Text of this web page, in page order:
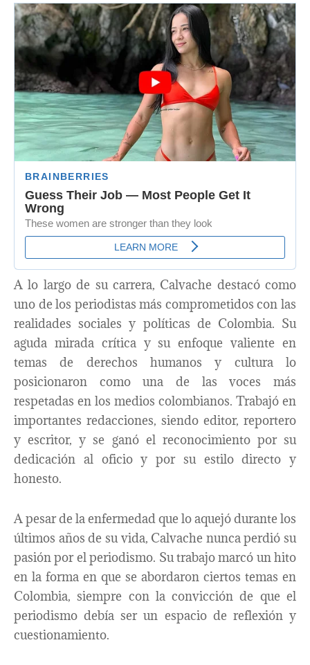
A lo largo de su carrera, Calvache destacó como
uno de los periodistas más comprometidos con las
realidades sociales y políticas de Colombia. Su
aguda mirada crítica y su enfoque valiente en
temas de derechos humanos y cultura lo
posicionaron como una de las voces más
respetadas en los medios colombianos. Trabajó en
importantes redacciones, siendo editor, reportero
y escritor, y se ganó el reconocimiento por su
dedicación al oficio y por su estilo directo y
honesto.
A pesar de la enfermedad que lo aquejó durante los
últimos años de su vida, Calvache nunca perdió su
pasión por el periodismo. Su trabajo marcó un hito
en la forma en que se abordaron ciertos temas en
Colombia, siempre con la convicción de que el
periodismo debía ser un espacio de reflexión y
cuestionamiento.